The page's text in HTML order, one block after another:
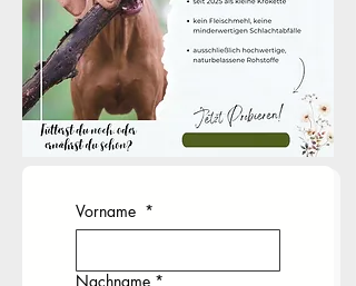
Vorname *
Nachname *